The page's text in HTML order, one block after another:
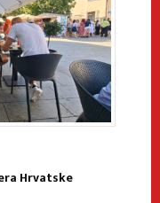
Hrvatske